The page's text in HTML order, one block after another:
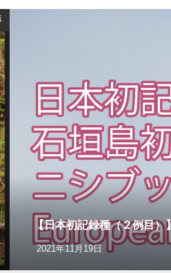
【日本初記録種（２例目
2021年11月19日